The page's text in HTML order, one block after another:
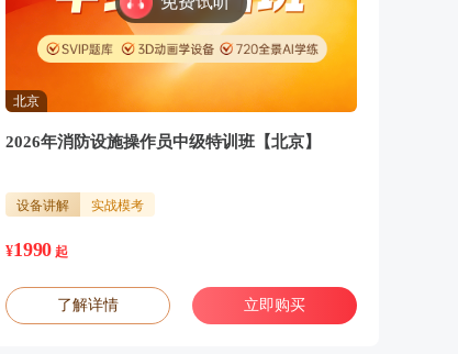
北京
2026年消防设施操作员中级特训班【北京】
设备讲解 实战模考
¥1990 起
了解详情 立即购买